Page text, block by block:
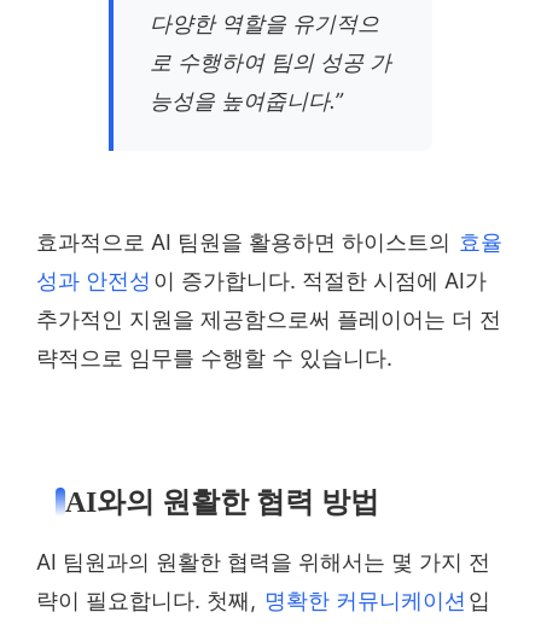
다양한 역할을 유기적으
로 수행하여 팀의 성공 가
능성을 높여줍니다.”
효과적으로 AI 팀원을 활용하면 하이스트의 효율
성과 안전성 이 증가합니다. 적절한 시점에 AI가
추가적인 지원을 제공함으로써 플레이어는 더 전
략적으로 임무를 수행할 수 있습니다.
AI와의 원활한 협력 방법
AI 팀원과의 원활한 협력을 위해서는 몇 가지 전
략이 필요합니다. 첫째, 명확한 커뮤니케이션 입